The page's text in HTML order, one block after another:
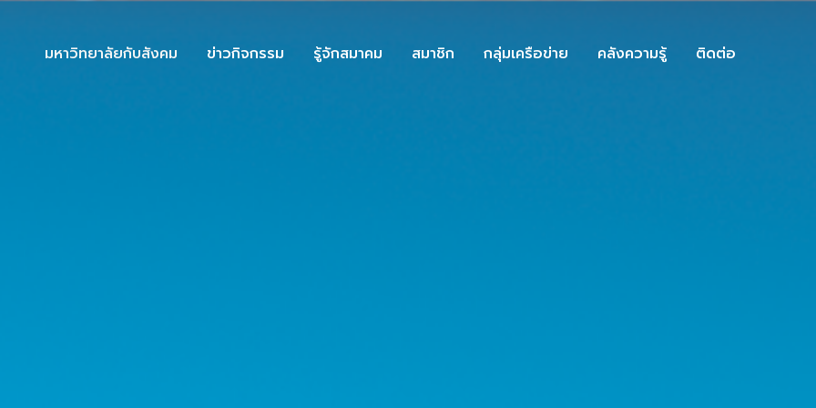
มหาวิทยาลัยกับสังคม ข่าวกิจกรรม รู้จักสมาคม สมาชิก กลุ่มเครือข่าย คลังความรู้ ติดต่อ